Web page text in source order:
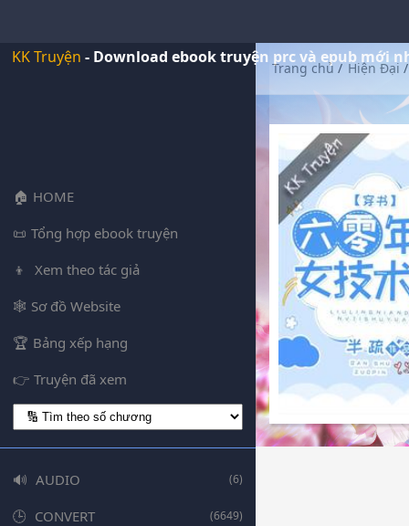
KK Truyện - Download ebook truyện prc và epub mới
HOME
Tổng hợp ebook truyện
Xem theo tác giả
Sơ đồ Website
Bảng xếp hạng
Truyện đã xem
AUDIO (6)
CONVERT (6649)
Trang chủ/ Hiện Đại/